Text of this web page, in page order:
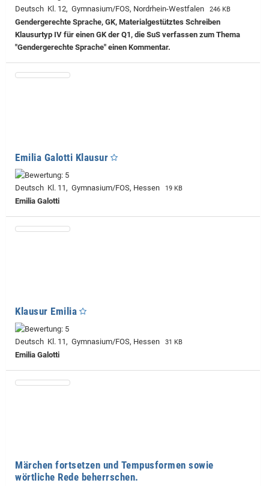
Deutsch Kl. 12, Gymnasium/FOS, Nordrhein-Westfalen 246 KB
Gendergerechte Sprache, GK, Materialgestütztes Schreiben
Klausurtyp IV für einen GK der Q1, die SuS verfassen zum Thema
"Gendergerechte Sprache" einen Kommentar.
Emilia Galotti Klausur
Deutsch Kl. 11, Gymnasium/FOS, Hessen 19 KB
Emilia Galotti
Klausur Emilia
Deutsch Kl. 11, Gymnasium/FOS, Hessen 31 KB
Emilia Galotti
Märchen fortsetzen und Tempusformen sowie
wörtliche Rede beherrschen.